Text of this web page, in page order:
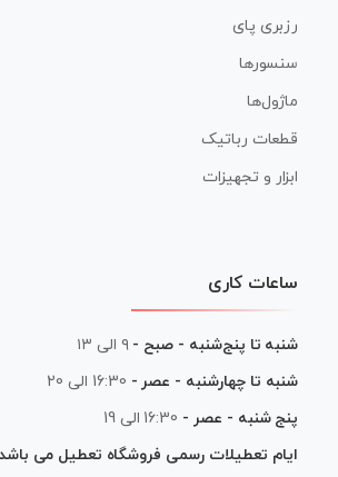
رزبری پای
سنسورها
ماژول‌ها
قطعات رباتیک
ابزار و تجهیزات
ساعات کاری
شنبه تا پنج‌شنبه - صبح - ۹ الی ۱۳
شنبه تا چهارشنبه - عصر - 16:30 الی 20
پنج شنبه - عصر - 16:30 الی 19
ایام تعطیلات رسمی فروشگاه تعطیل می باشد